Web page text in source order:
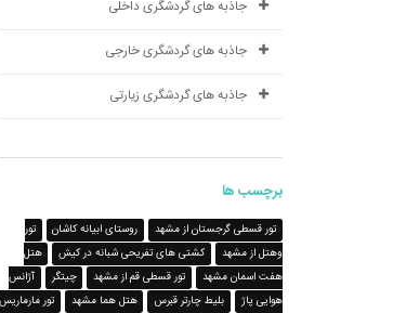
جاذبه های گردشگری داخلی
جاذبه های گردشگری خارجی
جاذبه های گردشگری زیارتی
برچسب ها
تور قسطی گرجستان از مشهد روستای ابیانه کاشان
تور
وهتل از مشهد
کشتی های تفریحی شبانه در کیش
هتل
هفت اسمان مشهد
تور قسطی قم از مشهد چیتگر
آژانس
هوایی پاژ
بلیط چارتر قبرس هتل هما مشهد تور مارماریس